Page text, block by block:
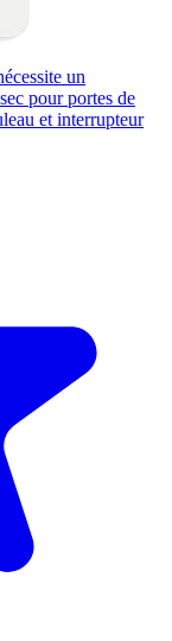
un
pour portes de
et interrupteur